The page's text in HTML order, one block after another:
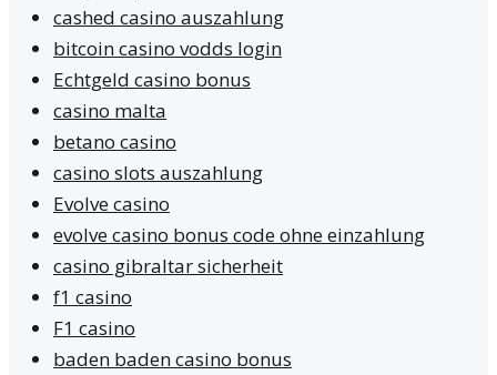
cashed casino auszahlung
bitcoin casino vodds login
Echtgeld casino bonus
casino malta
betano casino
casino slots auszahlung
Evolve casino
evolve casino bonus code ohne einzahlung
casino gibraltar sicherheit
f1 casino
F1 casino
baden baden casino bonus